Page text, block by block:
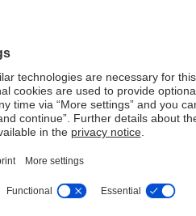
(Prime Standard),
der Deutsche Bank AG